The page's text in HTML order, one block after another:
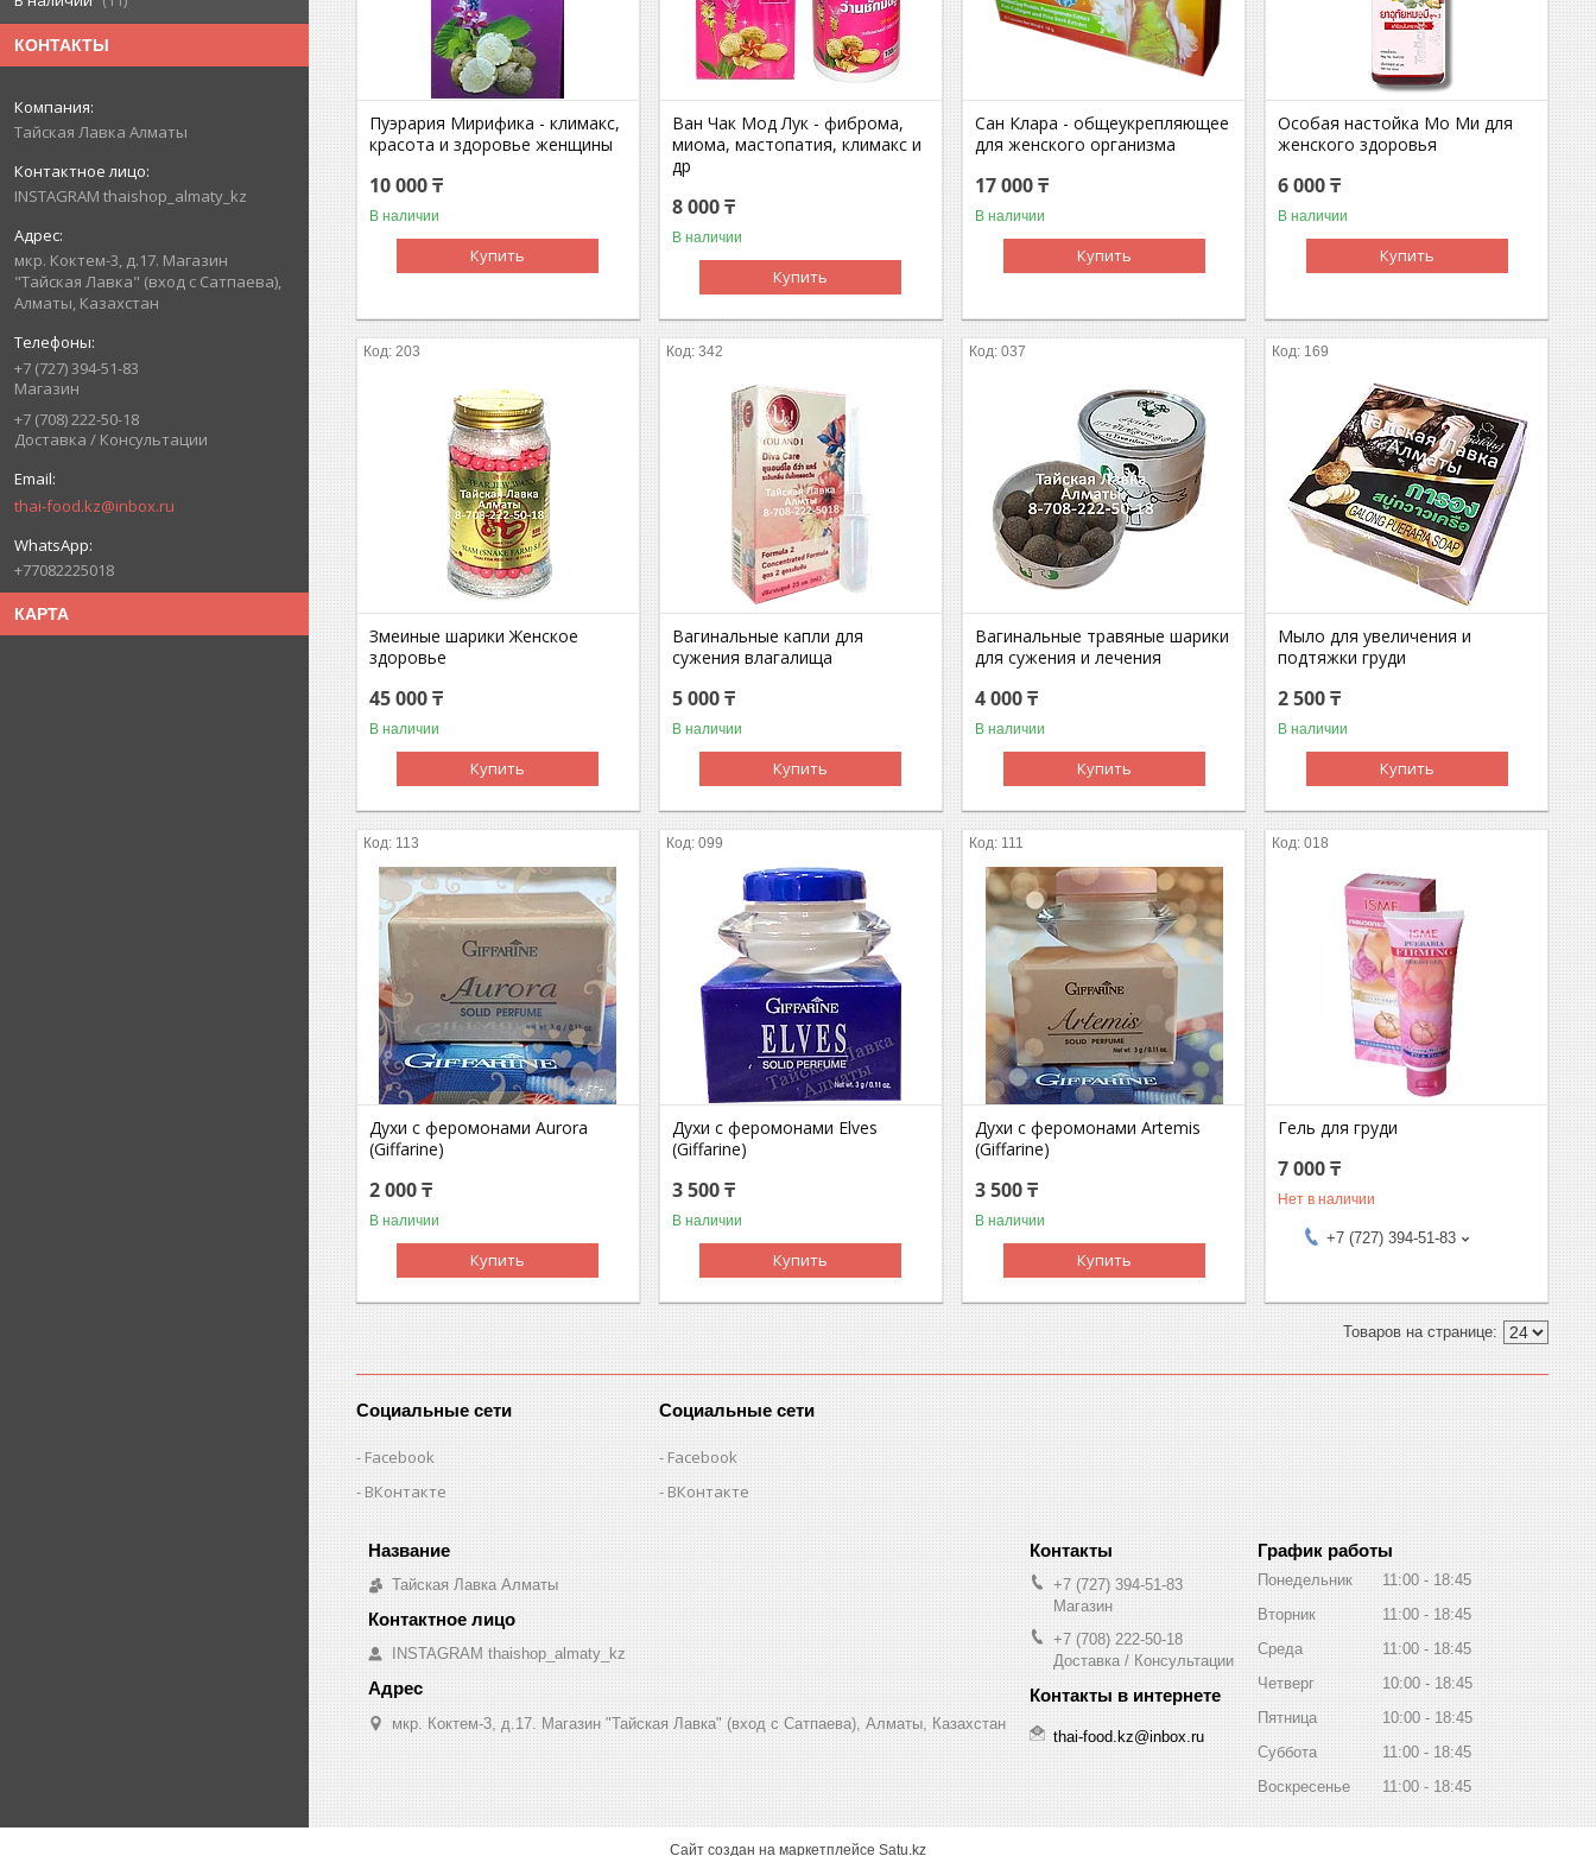
КОНТАКТЫ
Тайская Лавка Алматы
INSTAGRAM thaishop_almaty_kz
мкр. Коктем-3, д.17. Магазин
"Тайская Лавка" (вход с Сатпаева),
Алматы, Казахстан
+7 (727) 394-51-83
Магазин
+7 (708) 222-50-18
Доставка / Консультации
thai-food.kz@inbox.ru
+77082225018
КАРТА
Пуэрария Мирифика - климакс,
красота и здоровье женщины
10 000 ₸
В наличии
Купить
Ван Чак Мод Лук - фиброма,
миома, мастопатия, климакс и
др
8 000 ₸
В наличии
Купить
Сан Клара - общеукрепляющее
для женского организма
17 000 ₸
В наличии
Купить
Особая настойка Мо Ми для
женского здоровья
6 000 ₸
В наличии
Купить
203
Змеиные шарики Женское
здоровье
45 000 ₸
В наличии
Купить
342
Вагинальные капли для
сужения влагалища
5 000 ₸
В наличии
Купить
037
Вагинальные травяные шарики
для сужения и лечения
4 000 ₸
В наличии
Купить
169
Мыло для увеличения и
подтяжки груди
2 500 ₸
В наличии
Купить
113
Духи с феромонами Aurora
(Giffarine)
2 000 ₸
В наличии
Купить
099
Духи с феромонами Elves
(Giffarine)
3 500 ₸
В наличии
Купить
111
Духи с феромонами Artemis
(Giffarine)
3 500 ₸
В наличии
Купить
018
Гель для груди
7 000 ₸
Нет в наличии
+7 (727) 394-51-83
Социальные сети
Facebook
ВКонтакте
Социальные сети
Facebook
ВКонтакте
Тайская Лавка Алматы
INSTAGRAM thaishop_almaty_kz
мкр. Коктем-3, д.17. Магазин "Тайская Лавка" (вход с Сатпаева), Алматы, Казахстан
+7 (727) 394-51-83
Магазин
+7 (708) 222-50-18
Доставка / Консультации
thai-food.kz@inbox.ru
График работы
Понедельник 11:00
18:45
Вторник
11:00
18:45
Среда
11:00
18:45
Четверг
10:00
18:45
Пятница
10:00
18:45
Суббота
11:00
18:45
Воскресенье
11:00 18:45
Сайт создан на маркетплейсе Satu.kz